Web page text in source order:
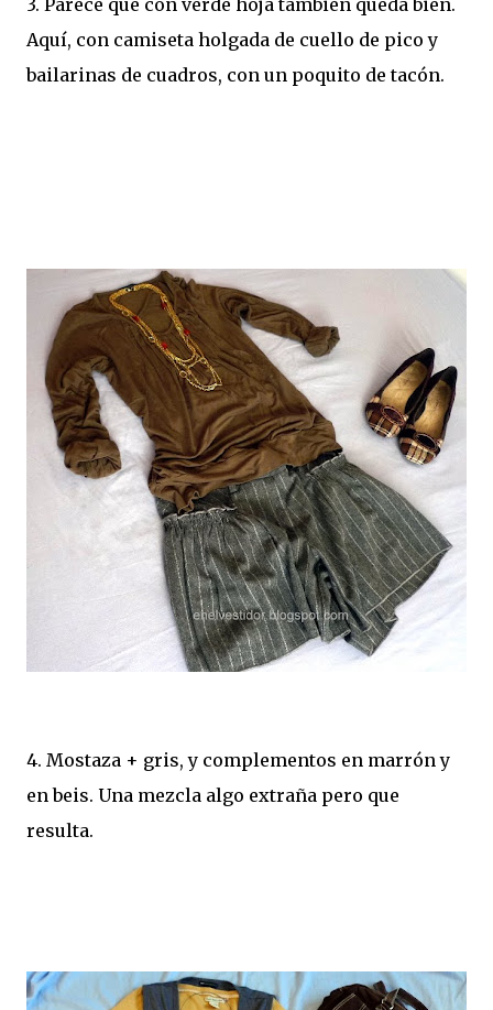
3. Parece que con verde hoja también queda bien.
Aquí, con camiseta holgada de cuello de pico y
bailarinas de cuadros, con un poquito de tacón.
4. Mostaza + gris, y complementos en marrón y
en beis. Una mezcla algo extraña pero que
resulta.